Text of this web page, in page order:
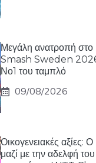
Μεγάλη ανατροπή
Smash Sweden
Νο1 του ταμπλό
09/08/2026
Οικογενειακές
μαζί με την αδελφή